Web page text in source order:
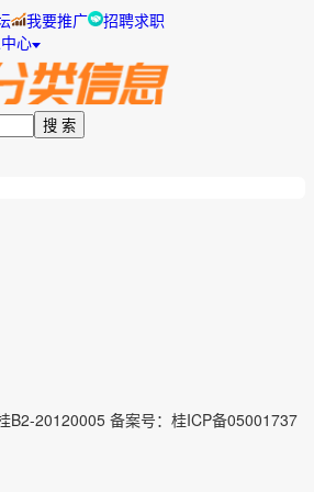
我要推广
招聘求职
心
搜 索
B2-20120005 备案号：桂ICP备05001737